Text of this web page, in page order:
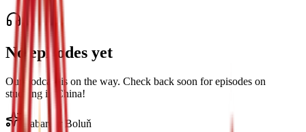
No episodes yet
Our podcast is on the way. Check back soon for episodes on
studying in China!
Habardar Boluň